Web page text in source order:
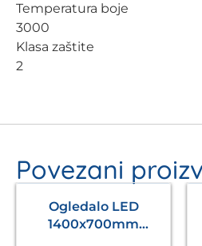
Temperatura boje
3000
Klasa zaštite
2
Povezani
Ogledalo LED
1400x700mm